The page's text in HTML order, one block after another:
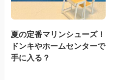
夏の定番マリンシューズ！
ドンキやホームセンターで
手に入る？